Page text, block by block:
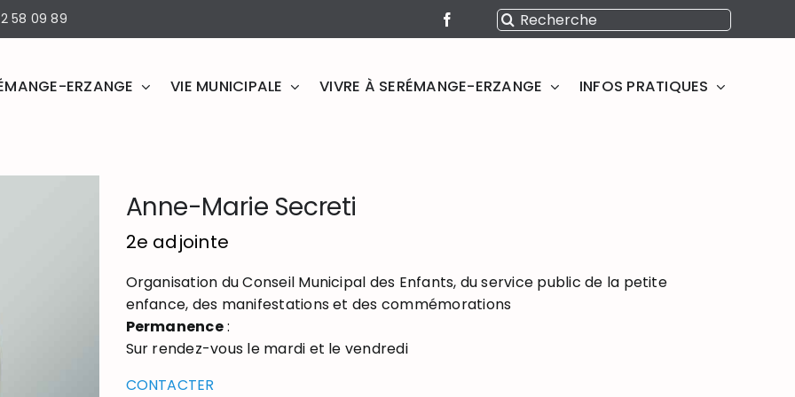
58 09 89 Rechercher:
ERZANGE VIE MUNICIPALE VIVRE À SERÉMANGE-ERZANGE INFOS PRATIQUES
Anne-Marie Secreti
2e adjointe
Organisation du Conseil Municipal des Enfants, du service public de la petite
enfance, des manifestations et des commémorations
Permanence:
Sur rendez-vous le mardi et le vendredi
CONTACTER